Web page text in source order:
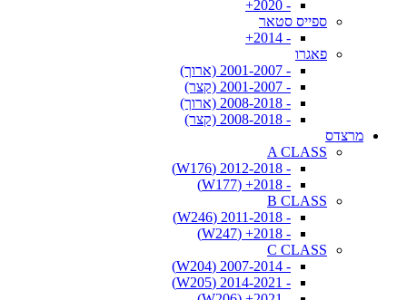
- 2020+
ספייס סטאר
- 2014+
פאגרו
- 2001-2007 (ארוך)
- 2001-2007 (קצר)
- 2008-2018 (ארוך)
- 2008-2018 (קצר)
מרצדס
A CLASS
- 2012-2018 (W176)
- 2018+ (W177)
B CLASS
- 2011-2018 (W246)
- 2018+ (W247)
C CLASS
- 2007-2014 (W204)
- 2014-2021 (W205)